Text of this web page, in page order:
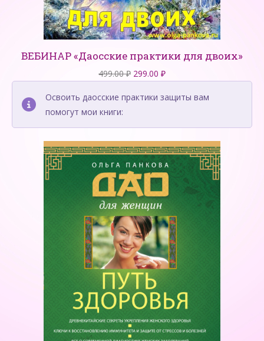
ВЕБИНАР «Даосские практики для двоих»
499.00₽ Первоначальная
составляла
299.00 ₽Текущая
299.00 ₽.
Освоить даосские практики защиты вам
помогут мои книги: